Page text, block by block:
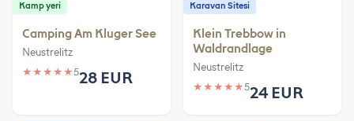
Kamp yeri
Camping Am Kluger See
Neustrelitz
★ ★ ★ ★ ★528 EUR
Karavan Sitesi
Klein Trebbow in
Waldrandlage
Neustrelitz
★ ★ ★ ★ ★524 EUR